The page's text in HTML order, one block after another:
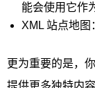
能会使用它作
XML 站点地图
更为重要的是，
提供更多独特内